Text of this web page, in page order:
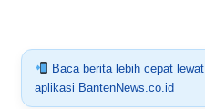
Baca berita lebih cepat lewat
aplikasi BantenNews.co.id